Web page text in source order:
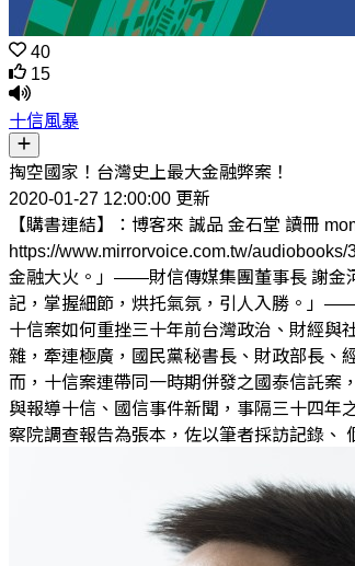
40
15
十信風暴
掏空國家！台灣史上最大金融弊案！
2020-01-27 12:00:00 更新
【購書連結】：博客來 誠品 金石堂 讀冊
https://www.mirrorvoice.com.tw/
金融大火。」——財信傳媒集團董事長 謝金
記，掌握細節，烘托氣氛，引人入勝。」
十信案如何重挫三十年前台灣政治、財經與
雜，牽連極廣，國民黨秘書長、財政部長、
而，十信案連帶同一時期併發之國泰信託案
與報導十信、國信事件新聞，事隔三十四年
察院調查報告為張本，佐以筆者採訪記錄、